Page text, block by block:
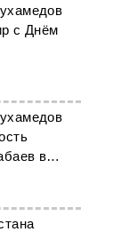
с Днём
в